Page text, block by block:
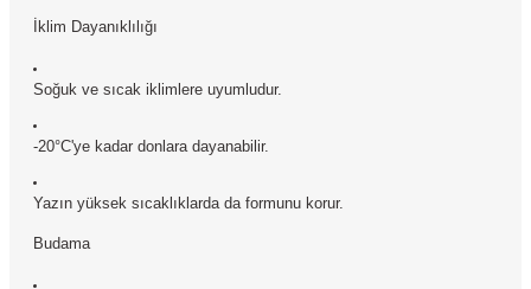
İklim Dayanıklılığı
Soğuk ve sıcak iklimlere uyumludur.
-20°C'ye kadar donlara dayanabilir.
Yazın yüksek sıcaklıklarda da formunu korur.
Budama